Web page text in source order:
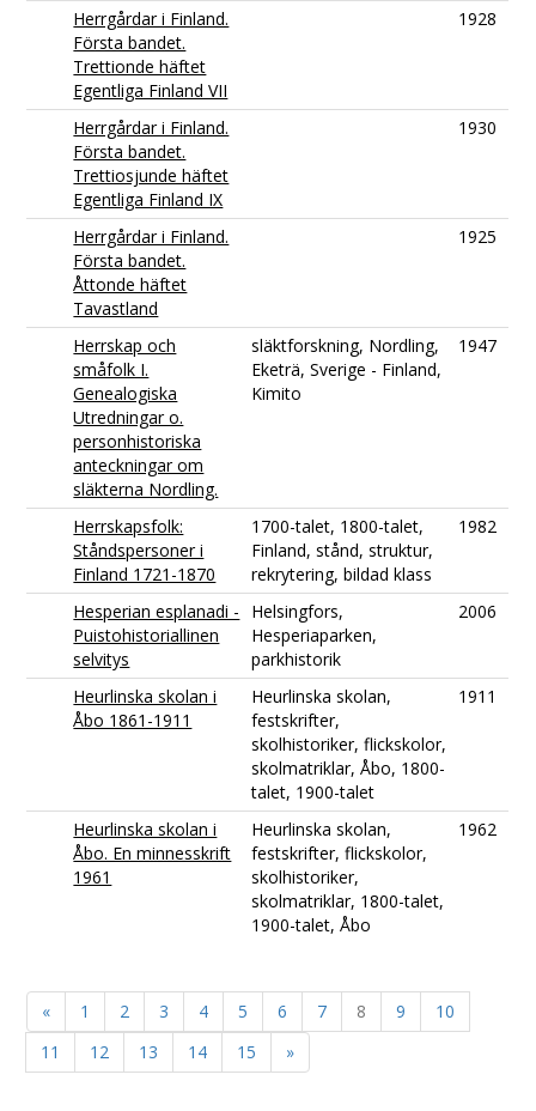
Herrgårdar i Finland.
Första bandet.
Trettionde häftet
Egentliga Finland VII
1928
Herrgårdar i Finland.
Första bandet.
Trettiosjunde häftet
Egentliga Finland IX
1930
Herrgårdar i Finland.
Första bandet.
Åttonde häftet
Tavastland
1925
Herrskap och
småfolk I.
Genealogiska
Utredningar o.
personhistoriska
anteckningar om
släkterna Nordling.
släktforskning, Nordling,
Eketrä, Sverige - Finland,
Kimito
1947
Herrskapsfolk:
Ståndspersoner i
Finland 1721-1870
1700-talet, 1800-talet,
Finland, stånd, struktur,
rekrytering, bildad klass
1982
Hesperian esplanadi -
Puistohistoriallinen
selvitys
Helsingfors,
Hesperiaparken,
parkhistorik
2006
Heurlinska skolan i
Åbo 1861-1911
Heurlinska skolan,
festskrifter,
skolhistoriker, flickskolor,
skolmatriklar, Åbo, 1800-
talet, 1900-talet
1911
Heurlinska skolan i
Åbo. En minnesskrift
1961
Heurlinska skolan,
festskrifter, flickskolor,
skolhistoriker,
skolmatriklar, 1800-talet,
1900-talet, Åbo
1962
« 1 2 3 4 5 6 7 8 9
10
11
12 13 14 15 »